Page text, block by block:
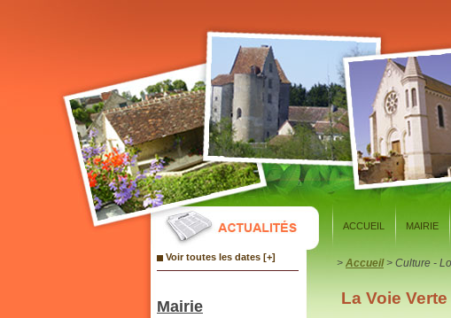
ACCUEIL MAIRIE
Voir toutes les dates [+]
Mairie
> Accueil> Culture -
La Voie Verte